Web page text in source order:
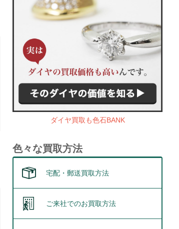
ダイヤ買取も色石BANK
色々な買取方法
宅配・郵送買取方法
ご来社でのお買取方法